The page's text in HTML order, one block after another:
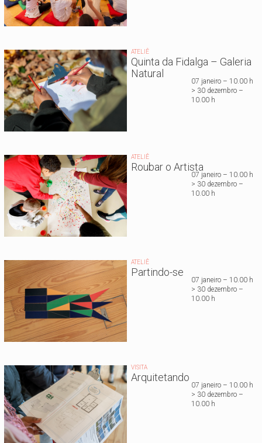
ATELIÊ
Quinta da Fidalga – Galeria
Natural
07 janeiro – 10.00 h
> 30 dezembro –
10.00 h
ATELIÊ
Roubar o Artista
07 janeiro – 10.00 h
> 30 dezembro –
10.00 h
ATELIÊ
Partindo-se
07 janeiro – 10.00 h
> 30 dezembro –
10.00 h
VISITA
Arquitetando
07 janeiro – 10.00 h
> 30 dezembro –
10.00 h